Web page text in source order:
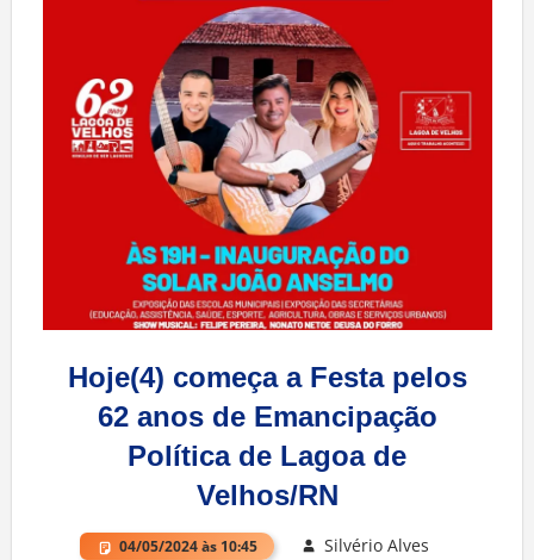
Hoje(4) começa a Festa pelos
62 anos de Emancipação
Política de Lagoa de
Velhos/RN
04/05/2024 às 10:45 Silvério Alves